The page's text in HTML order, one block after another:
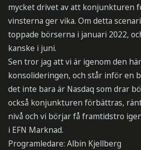
mycket drivet av att konjunkturen
vinsterna ger vika. Om detta
toppade börserna i januari 2022,
kanske i juni.
Sen tror jag att vi är igenom den
konsolideringen, och står inför en
det inte bara är Nasdaq som drar
också konjunkturen förbättras,
nivå och vi börjar få framtidstro
i EFN Marknad.
Programledare: Albin Kjellberg